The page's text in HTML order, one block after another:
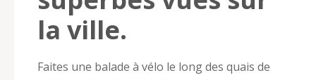
la ville.
Faites une balade à vélo le long des quais de